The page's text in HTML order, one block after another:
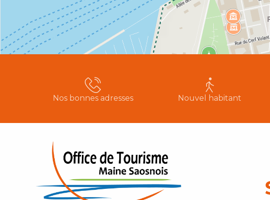
Nos bonnes adresses Nouvel habitant